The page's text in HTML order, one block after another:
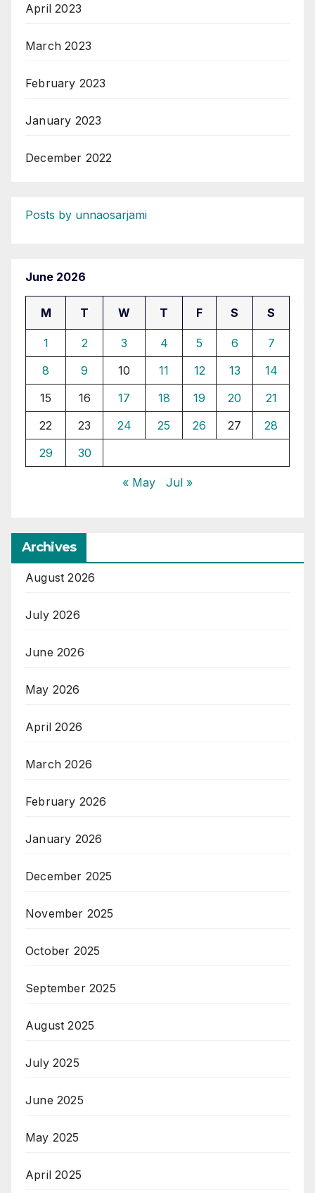
April 2023
March 2023
February 2023
January 2023
December 2022
Posts by unnaosarjami
June 2026
M T W T F S S
1 2 3 4 5 6
7
8
9 10 11 12 13
14
15
16 17 18 19 20
21
22
23 24 25 26 27
28
29
30
« May Jul »
Archives
August 2026
July 2026
June 2026
May 2026
April 2026
March 2026
February 2026
January 2026
December 2025
November 2025
October 2025
September 2025
August 2025
July 2025
June 2025
May 2025
April 2025